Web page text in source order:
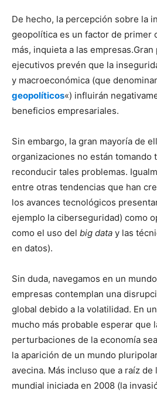
De hecho, la percepción sobre la
geopolítica es un factor de primer
más, inquieta a las
ejecutivos prevén que la
y macroeconómica (que
geopolíticos«) influirán
beneficios empresariales.
Sin embargo, la gran mayoría de
organizaciones no están tomando
reconducir tales problemas.
entre otras tendencias que han
los avances tecnológicos
ejemplo la ciberseguridad) como
como el uso del big data y las
en datos).
Sin duda, navegamos en un
empresas contemplan una
global debido a la volatilidad. En
mucho más probable esperar que
perturbaciones de la economía
la aparición de un mundo
avecina. Más incluso que a raíz
mundial iniciada en 2008 (la